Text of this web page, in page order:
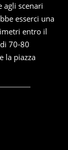
agli scenari
esserci una
entro il
70-80
la piazza